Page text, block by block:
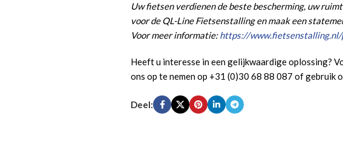
Uw fietsen verdienen de beste bescherming, uw
voor de QL-Line Fietsenstalling en maak een
Voor meer informatie:https://
Heeft u interesse in een gelijkwaardige oplossing?
ons op te nemen op +31 (0)30 68 88 087 of gebruik
Deel: